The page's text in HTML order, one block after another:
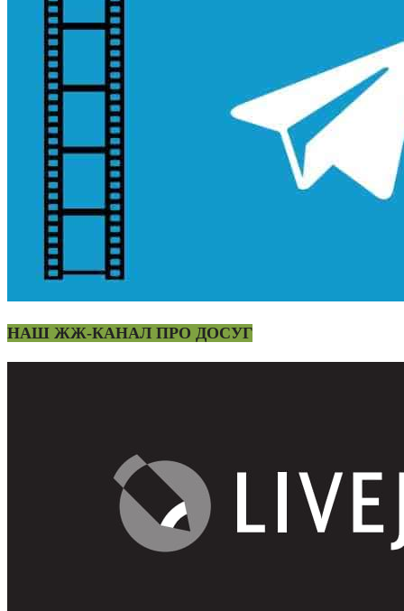
НАШ ЖЖ-КАНАЛ ПРО ДОСУГ